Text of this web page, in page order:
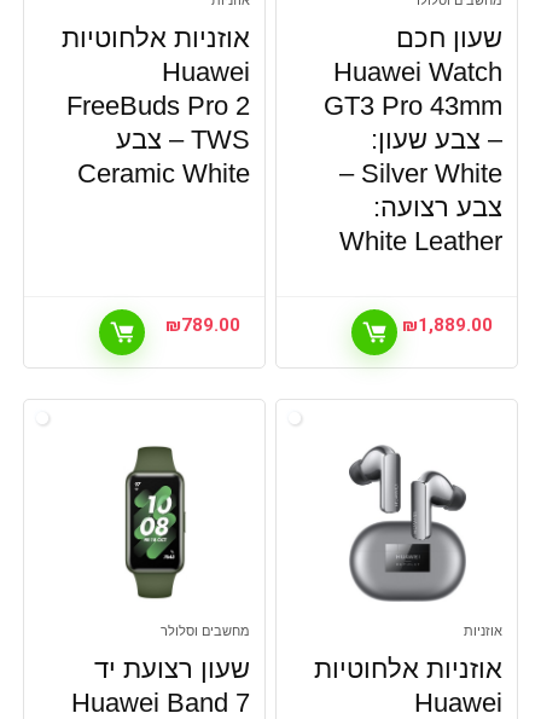
שעון חכם
Huawei Watch
GT3 Pro 43mm
– צבע שעון:
Silver White –
צבע רצועה:
White Leather
₪1,889.00
אוזניות אלחוטיות
Huawei
FreeBuds Pro 2
TWS – צבע
Ceramic White
₪789.00
אוזניות
אוזניות אלחוטיות
Huawei
מחשבים וסלולר
שעון רצועת יד
Huawei Band 7